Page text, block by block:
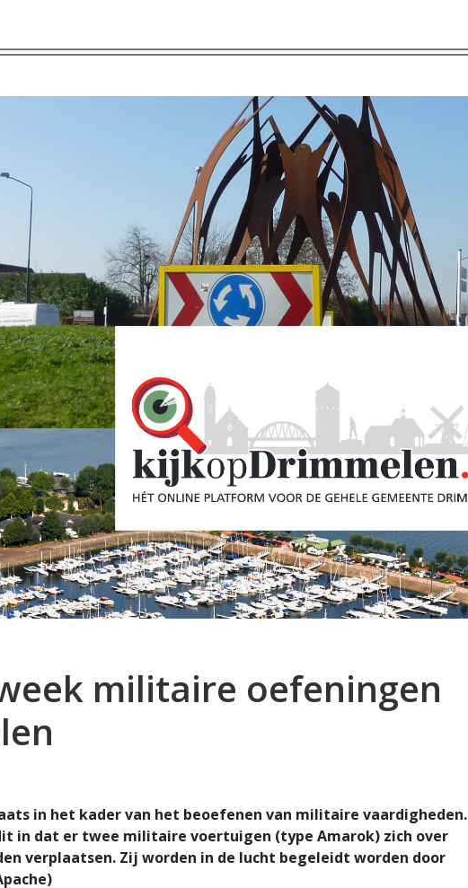
militaire oefeningen
in het kader van het beoefenen van militaire vaardigheden.
in dat er twee militaire voertuigen (type Amarok) zich over
verplaatsen. Zij worden in de lucht begeleidt worden door